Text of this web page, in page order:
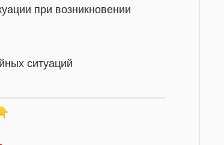
при возникновении
ситуаций